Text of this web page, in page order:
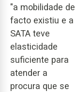
"a mobilidade de
facto existiu e a
SATA teve
elasticidade
suficiente para
atender a
procura que se